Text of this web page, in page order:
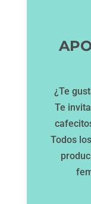
¿Te
Te
Todos